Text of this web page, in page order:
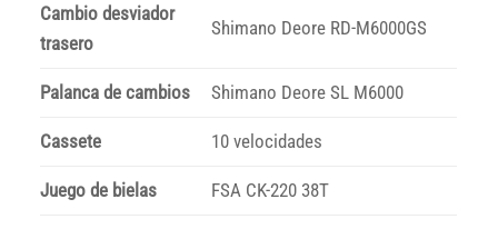
Cambio desviador
trasero
Shimano Deore RD-M6000GS
Palanca de cambios Shimano Deore SL M6000
Cassete 10 velocidades
Juego de bielas FSA CK-220 38T